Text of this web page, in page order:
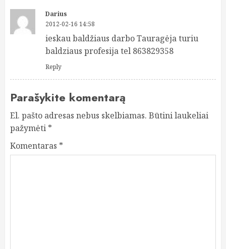
Darius
2012-02-16 14:58
ieskau baldžiaus darbo Tauragėja turiu
baldziaus profesija tel 863829358
Reply
Parašykite komentarą
El. pašto adresas nebus skelbiamas. Būtini laukeliai
pažymėti *
Komentaras *